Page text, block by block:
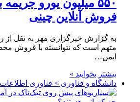
۵۵۰ میلیون یورو
فروش آنلاین چینی
به گزارش خبرگزاری مهر به نقل از
متهم است که نتوانسته با فروش
ایمن…
بیشتر بخوانید »
دانشگاه و فناوری > فناوری